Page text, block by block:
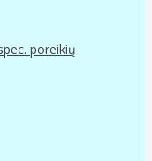
poreikių